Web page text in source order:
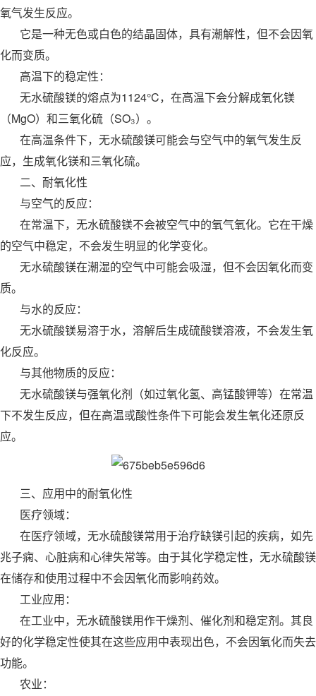
氧气发生反应。
它是一种无色或白色的结晶固体，具有潮解性，但不会因氧
化而变质。
高温下的稳定性：
无水硫酸镁的熔点为1124°C，在高温下会分解成氧化镁
（MgO）和三氧化硫（SO₃）。
在高温条件下，无水硫酸镁可能会与空气中的氧气发生反
应，生成氧化镁和三氧化硫。
二、耐氧化性
与空气的反应：
在常温下，无水硫酸镁不会被空气中的氧气氧化。它在干燥
的空气中稳定，不会发生明显的化学变化。
无水硫酸镁在潮湿的空气中可能会吸湿，但不会因氧化而变
质。
与水的反应：
无水硫酸镁易溶于水，溶解后生成硫酸镁溶液，不会发生氧
化反应。
与其他物质的反应：
无水硫酸镁与强氧化剂（如过氧化氢、高锰酸钾等）在常温
下不发生反应，但在高温或酸性条件下可能会发生氧化还原反
应。
三、应用中的耐氧化性
医疗领域：
在医疗领域，无水硫酸镁常用于治疗缺镁引起的疾病，如先
兆子痫、心脏病和心律失常等。由于其化学稳定性，无水硫酸镁
在储存和使用过程中不会因氧化而影响药效。
工业应用：
在工业中，无水硫酸镁用作干燥剂、催化剂和稳定剂。其良
好的化学稳定性使其在这些应用中表现出色，不会因氧化而失去
功能。
农业：